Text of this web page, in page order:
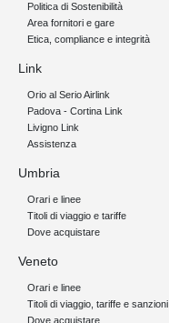
Politica di Sostenibilità
Area fornitori e gare
Etica, compliance e integrità
Link
Orio al Serio Airlink
Padova - Cortina Link
Livigno Link
Assistenza
Umbria
Orari e linee
Titoli di viaggio e tariffe
Dove acquistare
Veneto
Orari e linee
Titoli di viaggio, tariffe e sanzioni
Dove acquistare